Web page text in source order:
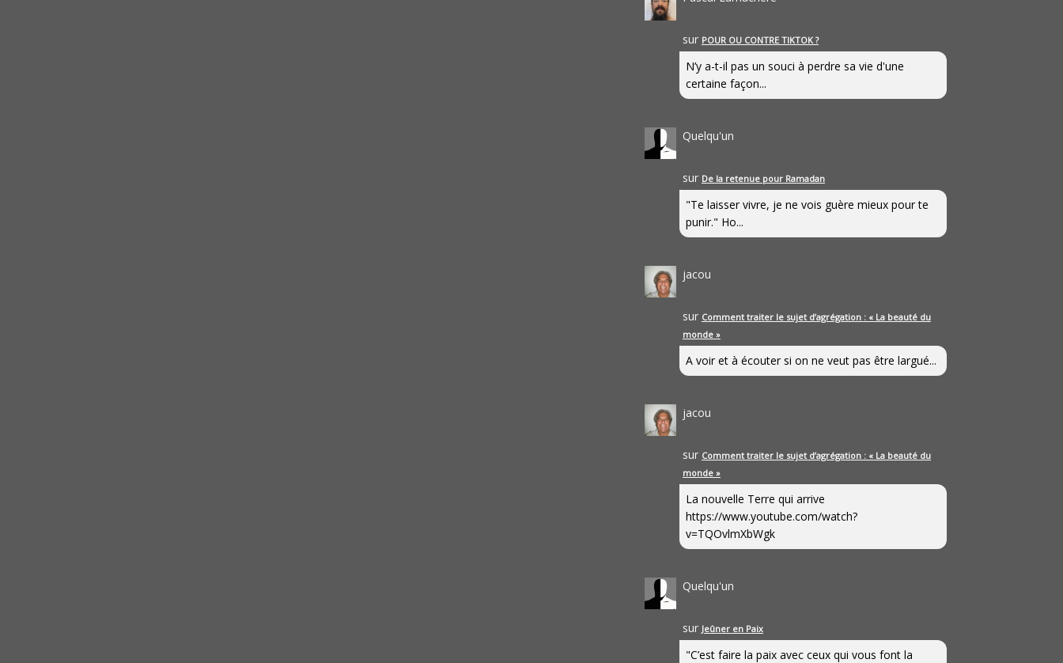
sur POUR OU CONTRE TIKTOK ?
N’y a-t-il pas un souci à perdre sa vie d'une
certaine façon...
Quelqu'un
sur De la retenue pour Ramadan
"Te laisser vivre, je ne vois guère mieux pour te
punir." Ho...
jacou
sur Comment traiter le sujet d’agrégation : « La beauté du
monde »
A voir et à écouter si on ne veut pas être largué...
jacou
sur Comment traiter le sujet d’agrégation : « La beauté du
monde »
La nouvelle Terre qui arrive
https://www.youtube.com/watch?
v=TQOvlmXbWgk
Quelqu'un
sur Jeûner en Paix
"C’est faire la paix avec ceux qui vous font la